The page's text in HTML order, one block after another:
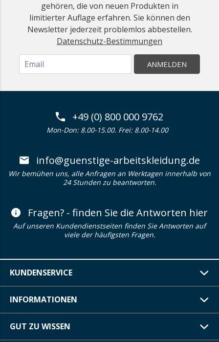
gehören, die von neuen Produkten in
limitierter Auflage erfahren. Sie können den
Newsletter jederzeit problemlos abbestellen.
Datenschutz-Bestimmungen
ANMELDEN
+49 (0) 800 000 9762
Mon-Don: 8.00-15.00. Frei: 8.00-14.00
info@guenstige-arbeitskleidung.de
Wir bemühen uns, alle Anfragen an Werktagen innerhalb von
24 Stunden zu beantworten.
Fragen? - finden Sie die Antworten hier
Auf unseren Kundendienstseiten finden Sie Antworten auf
viele der häufigsten Fragen.
KUNDENSERVICE
INFORMATIONEN
GUT ZU WISSEN